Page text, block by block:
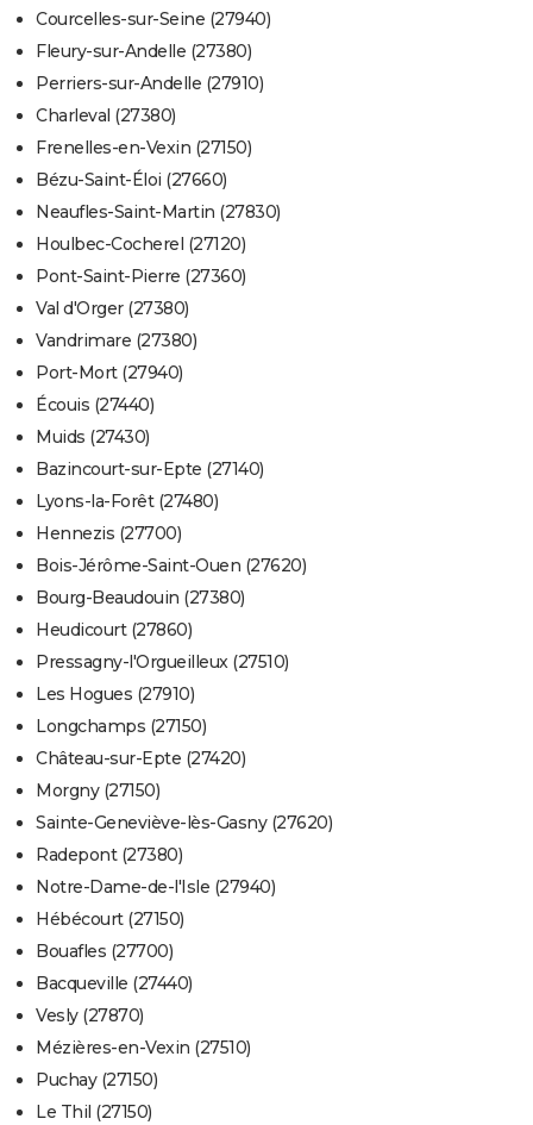
Courcelles-sur-Seine (27940)
Fleury-sur-Andelle (27380)
Perriers-sur-Andelle (27910)
Charleval (27380)
Frenelles-en-Vexin (27150)
Bézu-Saint-Éloi (27660)
Neaufles-Saint-Martin (27830)
Houlbec-Cocherel (27120)
Pont-Saint-Pierre (27360)
Val d'Orger (27380)
Vandrimare (27380)
Port-Mort (27940)
Écouis (27440)
Muids (27430)
Bazincourt-sur-Epte (27140)
Lyons-la-Forêt (27480)
Hennezis (27700)
Bois-Jérôme-Saint-Ouen (27620)
Bourg-Beaudouin (27380)
Heudicourt (27860)
Pressagny-l'Orgueilleux (27510)
Les Hogues (27910)
Longchamps (27150)
Château-sur-Epte (27420)
Morgny (27150)
Sainte-Geneviève-lès-Gasny (27620)
Radepont (27380)
Notre-Dame-de-l'Isle (27940)
Hébécourt (27150)
Bouafles (27700)
Bacqueville (27440)
Vesly (27870)
Mézières-en-Vexin (27510)
Puchay (27150)
Le Thil (27150)